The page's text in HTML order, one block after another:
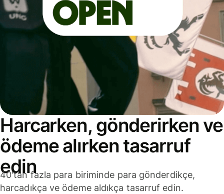
Harcarken, gönderirken ve
ödeme alırken tasarruf
edin
40'tan fazla para biriminde para gönderdikçe,
harcadıkça ve ödeme aldıkça tasarruf edin.